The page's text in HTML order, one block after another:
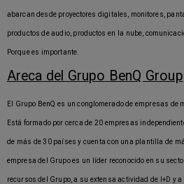
abarcan desde proyectores digitales, monitores,
productos de audio, productos en la nube,
Porque es importante.
Areca del Grupo BenQ Group
El Grupo BenQ es un conglomerado de empresas de
Está formado por cerca de 20 empresas
de más de 30 países y cuenta con una plantilla de
empresa del Grupo es un líder reconocido en su
recursos del Grupo, a su extensa actividad de I+D y